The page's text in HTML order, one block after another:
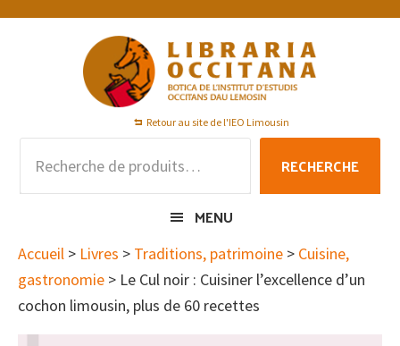
Passer
Passer
Passer
Retour au site de l'IEO Limousin
pour :
RECHERCHE
MENU
Accueil > Livres > Traditions, patrimoine > Cuisine,
gastronomie > Le Cul noir : Cuisiner l’excellence d’un
cochon limousin, plus de 60 recettes